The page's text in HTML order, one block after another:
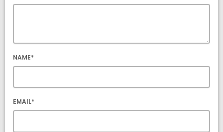
NAME*
EMAIL*